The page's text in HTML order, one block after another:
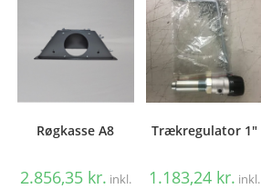
Røgkasse A8
2.856,35 kr. inkl.
Trækregulator 1″
1.183,24 kr. inkl.